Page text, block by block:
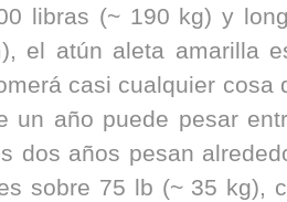
libras (~ 190 kg) y
el atún aleta amarilla
casi cualquier cosa
un año puede pesar
dos años pesan
sobre 75 lb (~ 35 kg),